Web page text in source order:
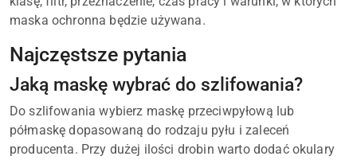
maska ochronna będzie używana.
Najczęstsze pytania
Jaką maskę wybrać do szlifowania?
Do szlifowania wybierz maskę przeciwpyłową lub
półmaskę dopasowaną do rodzaju pyłu i zaleceń
producenta. Przy dużej ilości drobin warto dodać okulary